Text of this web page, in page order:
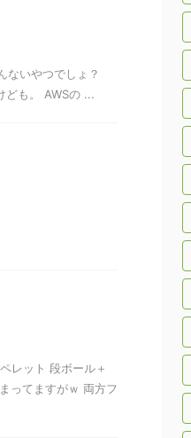
ないやつでしょ？
ども。 AWSの ...
レット 段ボール＋
ってますがｗ 両方フ